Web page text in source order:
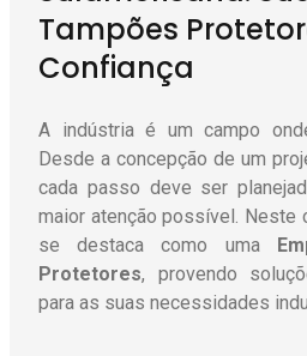
Tampões
Confiança
A indústria é um campo
Desde a concepção de um
cada passo deve ser
maior atenção possível. Neste
se destaca como uma
Protetores, provendo
para as suas necessidades